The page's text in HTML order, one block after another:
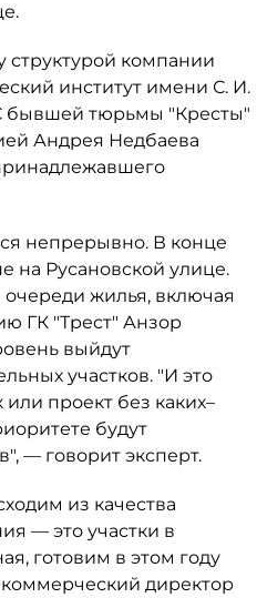
структурой компании
институт имени С. И.
бывшей тюрьмы "Кресты"
Андрея Недбаева
непрерывно. В конце
на Русановской улице.
очереди жилья, включая
ГК "Трест" Анзор
выйдут
участков. "И это
проект без каких–
будут
— говорит эксперт.
из качества
— это участки в
готовим в этом году
директор